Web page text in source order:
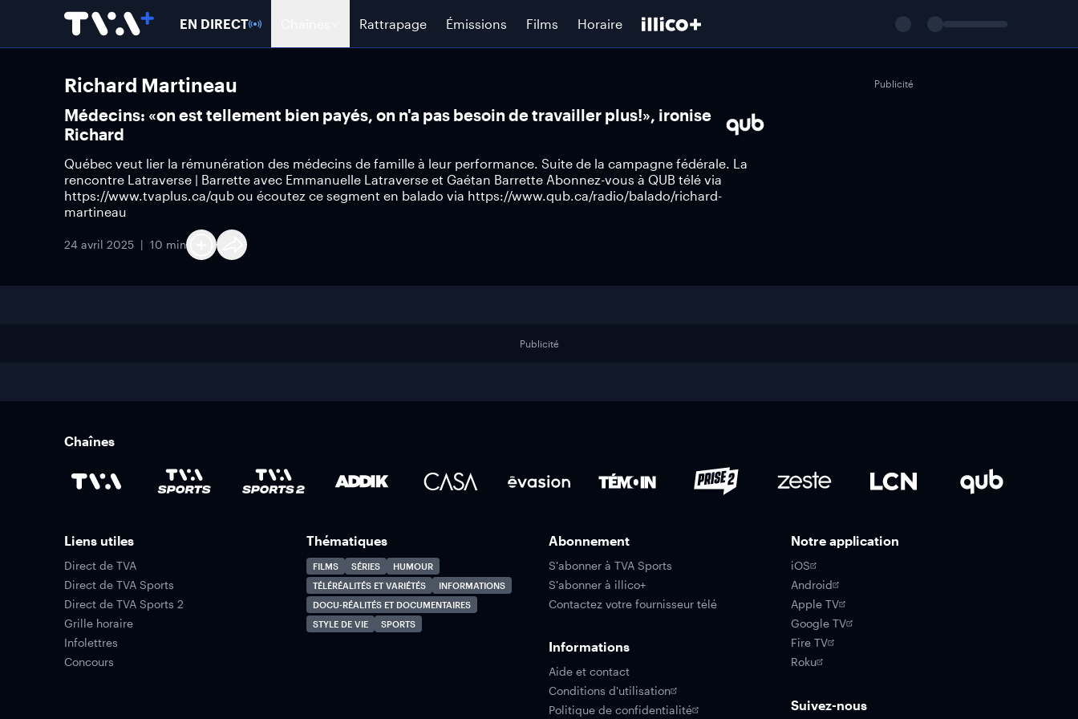
EN DIRECT Rattrapage Émissions Films Horaire
Richard Martineau
Médecins: «on est tellement bien payés, on n'a pas besoin de travailler plus!», ironise
Richard
Québec veut lier la rémunération des médecins de famille à leur performance. Suite de la campagne fédérale. La
rencontre Latraverse | Barrette avec Emmanuelle Latraverse et Gaétan Barrette Abonnez-vous à QUB télé via
https://www.tvaplus.ca/qub ou écoutez ce segment en balado via https://www.qub.ca/radio/balado/richard-
martineau
24 avril 2025 10 min
Publicité
Publicité
Chaînes
Liens utiles
Direct de TVA
Direct de TVA Sports
Direct de TVA Sports 2
Grille horaire
Infolettres
Concours
Thématiques
FILMS SÉRIES
HUMOUR
TÉLÉRÉALITÉS ET VARIÉTÉS
INFORMATIONS
DOCU-RÉALITÉS ET DOCUMENTAIRES
STYLE DE VIE
SPORTS
Abonnement
S'abonner à TVA Sports
S'abonner à illico+
Contactez votre fournisseur télé
Informations
Aide et contact
Conditions d'utilisation
Politique de confidentialité
Notre application
iOS
Android
Apple TV
Google TV
Fire TV
Roku
Suivez-nous